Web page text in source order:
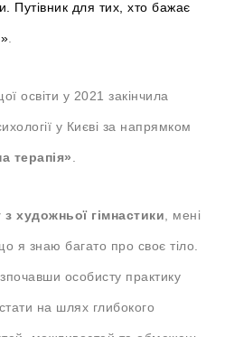
Путівник для тих, хто бажає
освіти у 2021 закінчила
у Києві за напрямком
терапія»
художньої гімнастики , мені
я знаю багато про своє тіло.
особисту практику
на шлях глибокого